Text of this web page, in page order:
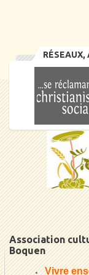
Association
Boquen
Vivre